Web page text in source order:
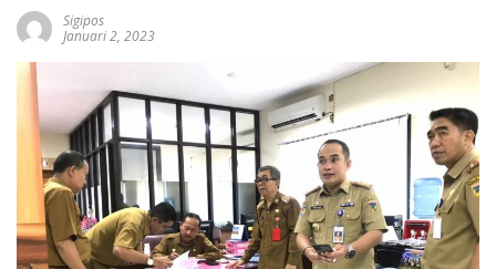
Sigipos
Januari 2, 2023